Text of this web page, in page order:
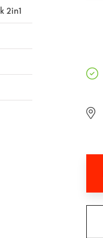
2in1